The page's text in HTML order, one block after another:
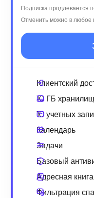
Подписка продлевается
Отменить можно в любое
Клиентский
10 ГБ
10 учетных
Календарь
Задачи
Базовый
Адресная книга
Фильтрация